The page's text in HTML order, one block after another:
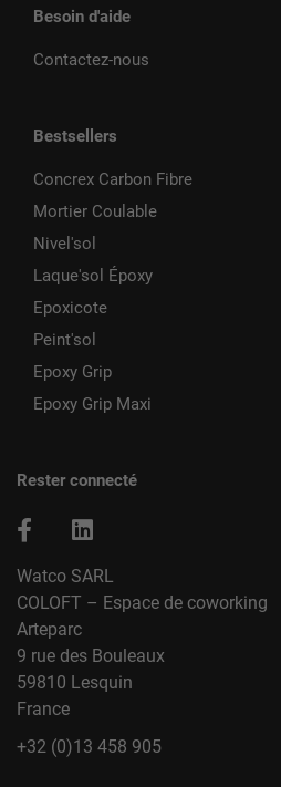
Besoin d'aide
Contactez-nous
Bestsellers
Concrex Carbon Fibre
Mortier Coulable
Nivel'sol
Laque'sol Époxy
Epoxicote
Peint'sol
Epoxy Grip
Epoxy Grip Maxi
Rester connecté
Watco SARL
COLOFT – Espace de coworking
Arteparc
9 rue des Bouleaux
59810 Lesquin
France
+32 (0)13 458 905